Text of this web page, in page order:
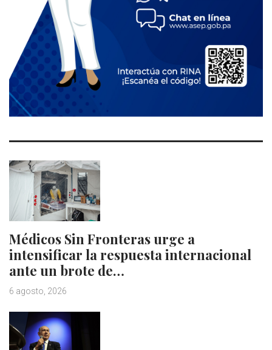
Médicos Sin Fronteras urge a
intensificar la respuesta internacional
ante un brote de…
6 agosto, 2026